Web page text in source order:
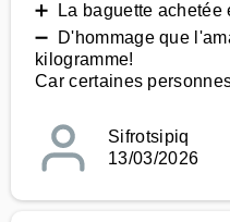
➕ La baguette achetée
➖ D'hommage que
kilogramme!
Car certaines
Sifrotsipiq
13/03/2026